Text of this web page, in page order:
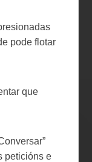
pode flotar
que
peticións e